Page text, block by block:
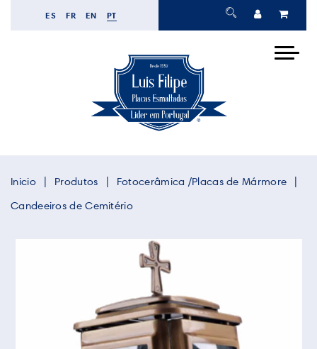
ES FR EN PT
Inicio Produtos
Fotocerâmica /Placas de Mármore
Candeeiros de Cemitério